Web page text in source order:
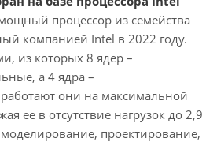
процессор из семейства
компанией Intel в 2022 году.
из которых 8 ядер –
а 4 ядра –
они на максимальной
ее в отсутствие нагрузок до 2,9
проектирование,